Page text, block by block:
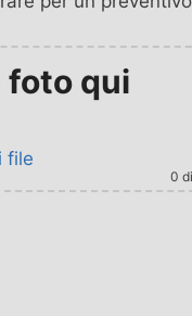
foto qui
file
0